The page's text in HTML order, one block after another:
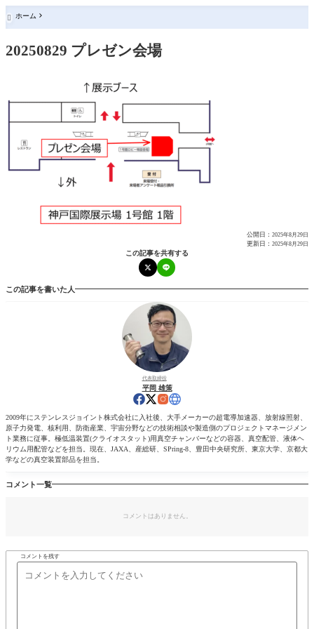
 ホーム
20250829 プレゼン会場
公開日： 2025年8月29日
更新日： 2025年8月29日
この記事を共有する
この記事を書いた人
代表取締役
平岡 雄策
2009年にステンレスジョイント株式会社に入社後、大手メーカーの超電導加速器、放射線照射、
原子力発電、核利用、防衛産業、宇宙分野などの技術相談や製造側のプロジェクトマネージメン
ト業務に従事。極低温装置(クライオスタット)用真空チャンバーなどの容器、真空配管、液体ヘ
リウム用配管などを担当。現在、JAXA、産総研、SPring-8、豊田中央研究所、東京大学、京都大
学などの真空装置部品を担当。
コメント一覧
コメントはありません。
コメントを残す